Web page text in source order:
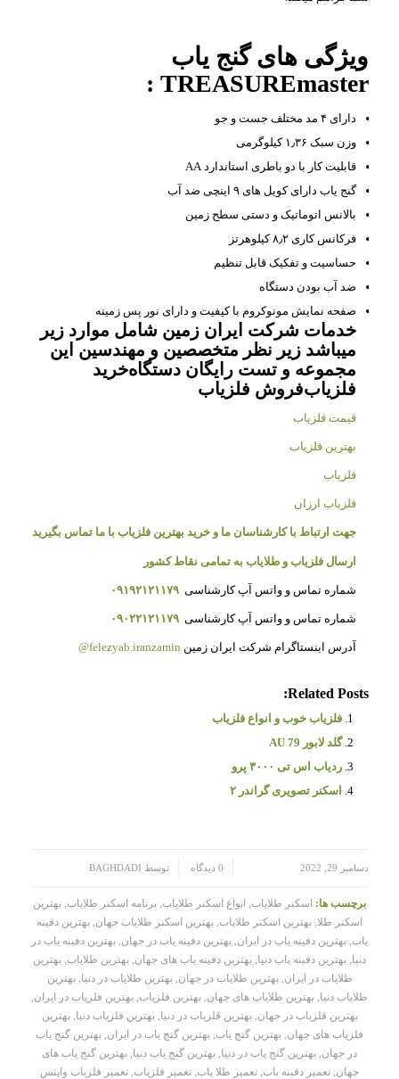
ویژگی های گنج یاب
TREASUREmaster :
دارای ۴ مد مختلف جست و جو
وزن سبک ۱٫۳۶ کیلوگرمی
قابلیت کار با دو باطری استاندارد AA
گنج یاب دارای کویل های ۹ اینچی ضد آب
بالانس اتوماتیک و دستی سطح زمین
فرکانس کاری ۸٫۲ کیلوهرتز
حساسیت و تفکیک قابل تنظیم
ضد آب بودن دستگاه
صفحه نمایش مونوکروم با کیفیت و دارای نور پس زمینه
خدمات شرکت ایران زمین شامل موارد زیر
میباشد زیر نظر متخصصین و مهندسین این
مجموعه و تست رایگان دستگاهخرید
فلزیابفروش فلزیاب
قیمت فلزیاب
بهترین فلزیاب
فلزیاب
فلزیاب ارزان
جهت ارتباط با کارشناسان ما و خرید بهترین فلزیاب با ما تماس بگیرید
ارسال فلزیاب و طلایاب به تمامی نقاط کشور
شماره تماس و واتس آپ کارشناسی ۰۹۱۹۲۱۲۱۱۷۹
شماره تماس و واتس آپ کارشناسی ۰۹۰۲۲۱۲۱۱۷۹
آدرس اینستاگرام شرکت ایران زمین felezyab.iranzamin@
Related Posts:
فلزیاب خوب و انواع فلزیاب
گلد لابور AU 79
ردیاب اس تی ۳۰۰۰ پرو
اسکنر تصویری گراندر ۲
دسامبر 29, 2022 0 دیدگاه توسط BAGHDADI
برچسب ها: اسکنر طلایاب, انواع اسکنر طلایاب, برنامه اسکنر طلایاب, بهترین
اسکنر طلا, بهترین اسکنر طلایاب, بهترین اسکنر طلایاب جهان, بهترین دفینه
یاب, بهترین دفینه یاب در ایران, بهترین دفینه یاب در جهان, بهترین دفینه یاب در
دنیا, بهترین دفینه یاب دنیا, بهترین دفینه یاب های جهان, بهترین طلایاب, بهترین
طلایاب در ایران,بهترین طلایاب در جهان,بهترین طلایاب در دنیا,بهترین
طلایاب دنیا, بهترین طلایاب های جهان, بهترین فلزیاب, بهترین فلزیاب در ایران,
بهترین فلزیاب در جهان,بهترین فلزیاب در دنیا,بهترین فلزیاب دنیا,بهترین
فلزیاب های جهان, بهترین گنج یاب, بهترین گنج یاب در ایران, بهترین گنج یاب
در جهان, بهترین گنج یاب در دنیا, بهترین گنج یاب دنیا, بهترین گنج یاب های
جهان, تعمیر دفینه یاب, تعمیر طلا یاب, تعمیر فلزیاب, تعمیر فلزیاب وایتس